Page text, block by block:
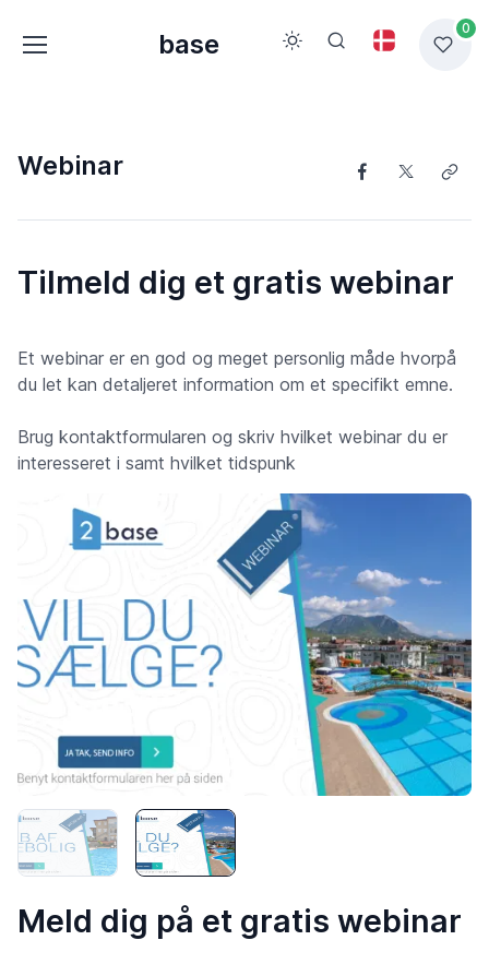
base
0
Webinar
Tilmeld dig et gratis webinar
Et webinar er en god og meget personlig måde hvorpå
du let kan detaljeret information om et specifikt emne.
Brug kontaktformularen og skriv hvilket webinar du er
interesseret i samt hvilket tidspunk
Meld dig på et gratis webinar